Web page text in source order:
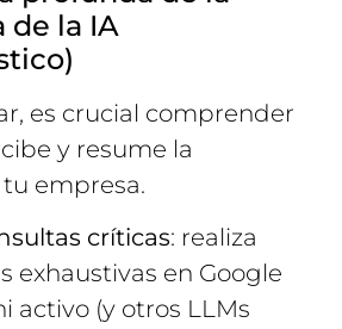
de la IA
es crucial comprender
y resume la
empresa.
críticas: realiza
exhaustivas en Google
activo (y otros LLMs